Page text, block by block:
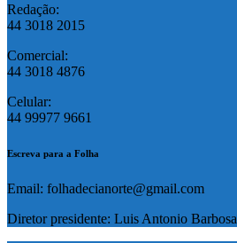
Redação:
44 3018 2015
Comercial:
44 3018 4876
Celular:
44 99977 9661
Escreva para a Folha
Email: folhadecianorte@gmail.com
Diretor presidente: Luis Antonio Barbosa